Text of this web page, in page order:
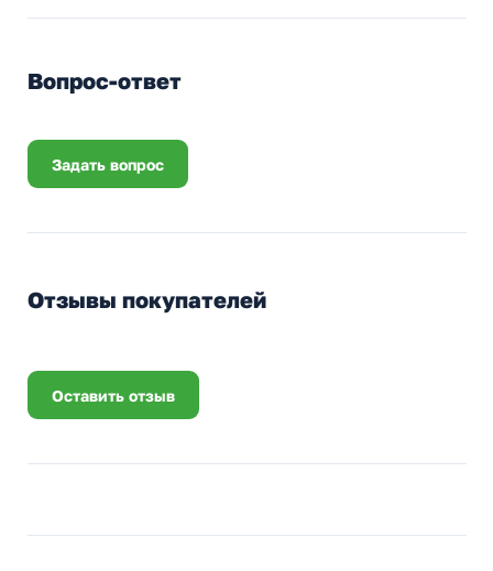
Вопрос-ответ
Задать вопрос
Отзывы покупателей
Оставить отзыв